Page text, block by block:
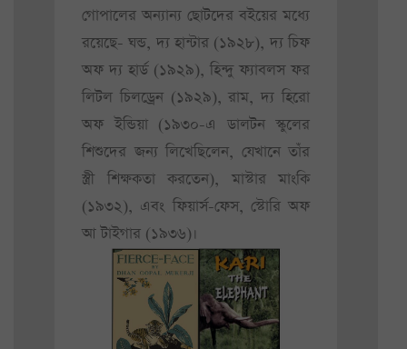
গোপালের অন্যান্য ছোটদের বইয়ের মধ্যে
রয়েছে- ঘন্ড, দ্য হান্টার (১৯২৮), দ্য চিফ
অফ দ্য হার্ড (১৯২৯), হিন্দু ফ্যাবলস ফর
লিটল চিলড্রেন (১৯২৯), রাম, দ্য হিরো
অফ ইন্ডিয়া (১৯৩০-এ ডালটন স্কুলের
শিশুদের জন্য লিখেছিলেন, যেখানে তাঁর
স্ত্রী শিক্ষকতা করতেন), মাস্টার মাংকি
(১৯৩২), এবং ফিয়ার্স-ফেস, স্টোরি অফ
আ টাইগার (১৯৩৬)।